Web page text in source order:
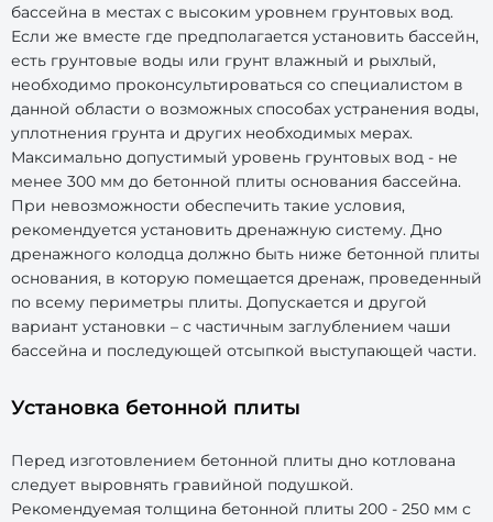
бассейна в местах с высоким уровнем грунтовых вод.
Если же вместе где предполагается установить бассейн,
есть грунтовые воды или грунт влажный и рыхлый,
необходимо проконсультироваться со специалистом в
данной области о возможных способах устранения воды,
уплотнения грунта и других необходимых мерах.
Максимально допустимый уровень грунтовых вод - не
менее 300 мм до бетонной плиты основания бассейна.
При невозможности обеспечить такие условия,
рекомендуется установить дренажную систему. Дно
дренажного колодца должно быть ниже бетонной плиты
основания, в которую помещается дренаж, проведенный
по всему периметры плиты. Допускается и другой
вариант установки – с частичным заглублением чаши
бассейна и последующей отсыпкой выступающей части.
Установка бетонной плиты
Перед изготовлением бетонной плиты дно котлована
следует выровнять гравийной подушкой.
Рекомендуемая толщина бетонной плиты 200 - 250 мм с